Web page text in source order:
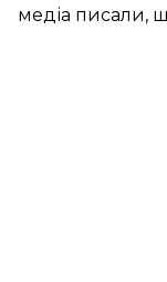
медіа писали,